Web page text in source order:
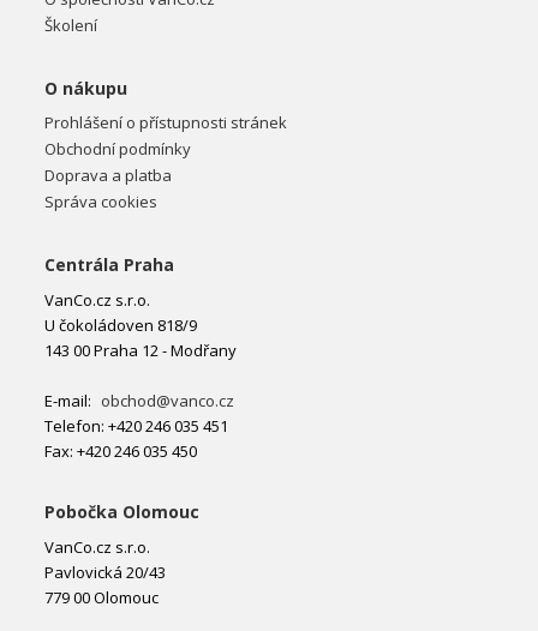
Školení
O nákupu
Prohlášení o přístupnosti stránek
Obchodní podmínky
Doprava a platba
Správa cookies
Centrála Praha
VanCo.cz s.r.o.
U čokoládoven 818/9
143 00 Praha 12 - Modřany
E-mail: obchod@vanco.cz
Telefon: +420 246 035 451
Fax: +420 246 035 450
Pobočka Olomouc
VanCo.cz s.r.o.
Pavlovická 20/43
779 00 Olomouc